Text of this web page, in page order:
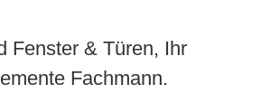
Fenster & Türen, Ihr
Fachmann.